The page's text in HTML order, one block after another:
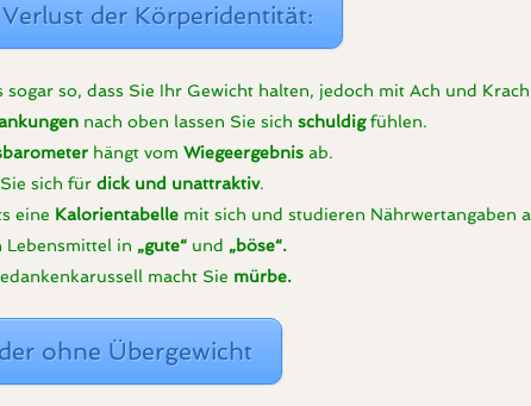
der Körperidentität:
sogar so, dass Sie Ihr Gewicht halten, jedoch mit Ach und
nach oben lassen Sie sichschuldigfühlen.
hängt vom Wiegeergebnis ab.
sich fürdick und unattraktiv.
eine Kalorientabelle mit sich und studieren Nährwertangaben
Lebensmittel in „gute“ und „böse“.
macht Sie mürbe.
ohne Übergewicht